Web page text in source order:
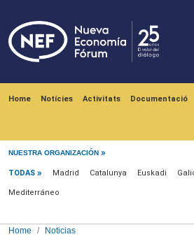
Home Notícies Activitats Documentació
NUESTRA ORGANIZACIÓN
Menú noticias
TODAS Madrid Catalunya Euskadi
Mediterráneo
Home Noticias